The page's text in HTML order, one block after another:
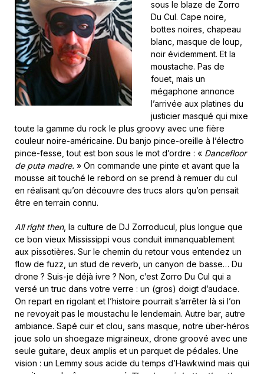
sous le blaze de Zorro
Du Cul. Cape noire,
bottes noires, chapeau
blanc, masque de loup,
noir évidemment. Et la
moustache. Pas de
fouet, mais un
mégaphone annonce
l’arrivée aux platines du
justicier masqué qui mixe
toute la gamme du rock le plus groovy avec une fière
couleur noire-américaine. Du banjo pince-oreille à l’électro
pince-fesse, tout est bon sous le mot d’ordre : « Dancefloor
de puta madre. » On commande une pinte et avant que la
mousse ait touché le rebord on se prend à remuer du cul
en réalisant qu’on découvre des trucs alors qu’on pensait
être en terrain connu.
All right then, la culture de DJ Zorroducul, plus longue que
ce bon vieux Mississippi vous conduit immanquablement
aux pissotières. Sur le chemin du retour vous entendez un
flow de fuzz, un stud de reverb, un canyon de basse… Du
drone ? Suis-je déjà ivre ? Non, c’est Zorro Du Cul qui a
versé un truc dans votre verre : un (gros) doigt d’audace.
On repart en rigolant et l’histoire pourrait s’arrêter là si l’on
ne revoyait pas le moustachu le lendemain. Autre bar, autre
ambiance. Sapé cuir et clou, sans masque, notre über-héros
joue solo un shoegaze migraineux, drone groové avec une
seule guitare, deux amplis et un parquet de pédales. Une
vision : un Lemmy sous acide du temps d’Hawkwind mais qui